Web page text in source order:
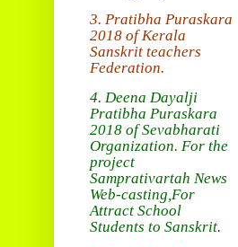
3. Pratibha Puraskara
2018 ofKerala
Sanskrit teachers
Federation.
4. Deena Dayalji
Pratibha Puraskara
2018 of Sevabharati
Organization. For the
project
Samprativartah News
Web-casting,For
Attract School
Students to Sanskrit.